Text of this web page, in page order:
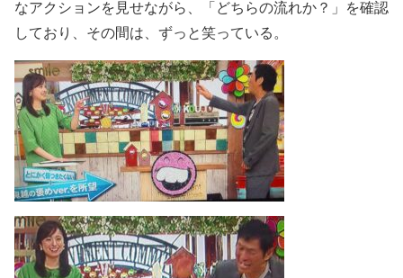
なアクションを見せながら、「どちらの流れか？」を確認
しており、その間は、ずっと笑っている。